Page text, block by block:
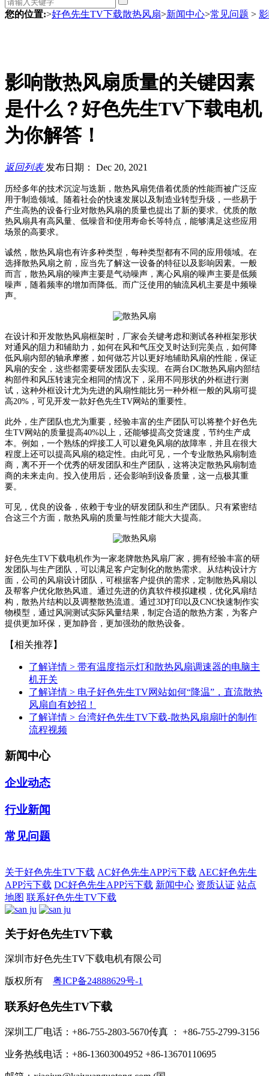
您的位置:>好色先生TV下载散热风扇>新闻中心>常见问题 >
影响散热风扇质量的关键因素
是什么？好色先生TV下载电机
为你解答！
返回列表 发布日期： Dec 20, 2021
历经多年的技术沉淀与迭新，散热风扇凭借着优质的性能而被广泛应
用于制造领域。随着社会的快速发展以及制造业转型升级，一些易于
产生高热的设备行业对散热风扇的质量也提出了新的要求。优质的散
热风扇具有高风量、低噪音和使用寿命长等特点，能够满足这些应用
场景的高要求。
诚然，散热风扇也有许多种类型，每种类型都有不同的应用领域。在
选择散热风扇之前，应当先了解这一设备的特征以及影响因素。一般
而言，散热风扇的噪声主要是气动噪声，离心风扇的噪声主要是低频
噪声，随着频率的增加而降低。而广泛使用的轴流风机主要是中频噪
声。
在设计和开发散热风扇框架时，厂家会关键考虑和测试各种框架形状
对通风的阻力和辅助力，如何在风和气压交叉时达到完美点，如何降
低风扇内部的轴承摩擦，如何做芯片以更好地辅助风扇的性能，保证
风扇的安全，这些都需要研发团队去实现。在两台DC散热风扇内部结
构部件和风压转速完全相同的情况下，采用不同形状的外框进行测
试，这种外框设计尤为先进的风扇性能比另一种外框一般的风扇可提
高20%，可见开发一款好色先生TV网站的重要性。
此外，生产团队也尤为重要，经验丰富的生产团队可以将整个好色先
生TV网站的质量提高40%以上，还能够提高交货速度，节约生产成
本。例如，一个熟练的焊接工人可以避免风扇的故障率，并且在很大
程度上还可以提高风扇的稳定性。由此可见，一个专业散热风扇制造
商，离不开一个优秀的研发团队和生产团队，这将决定散热风扇制造
商的未来走向。投入使用后，还会影响到设备质量，这一点极其重
要。
可见，优良的设备，依赖于专业的研发团队和生产团队。只有紧密结
合这三个方面，散热风扇的质量与性能才能大大提高。
好色先生TV下载电机作为一家老牌散热风扇厂家，拥有经验丰富的研
发团队与生产团队，可以满足客户定制化的散热需求。从结构设计方
面，公司的风扇设计团队，可根据客户提供的需求，定制散热风扇以
及帮客户优化散热风道。通过先进的仿真软件模拟建模，优化风扇结
构，散热片结构以及调整散热流道。通过3D打印以及CNC快速制作实
物模型，通过风洞测试实际风量结果，制定合适的散热方案，为客户
提供更加环保，更加静音，更加强劲的散热设备。
【相关推荐】
了解详情 > ​带有温度指示灯和散热风扇调速器的电脑主
机开关
了解详情 > 电子好色先生TV网站如何“降温”，直流散热
风扇自有妙招！
了解详情 > 台湾好色先生TV下载-散热风扇扇叶的制作
流程视频
新闻中心
企业动态
行业新闻
常见问题
关于好色先生TV下载 AC好色先生APP污下载 AEC好色先生
APP污下载 DC好色先生APP污下载 新闻中心 资质认证 站点
地图 联系好色先生TV下载
关于好色先生TV下载
深圳市好色先生TV下载电机有限公司
版权所有 粤ICP备24888629号-1
联系好色先生TV下载
深圳工厂电话：+86-755-2803-5670传真 ： +86-755-2799-3156
业务热线电话：+86-13603004952 +86-13670110695